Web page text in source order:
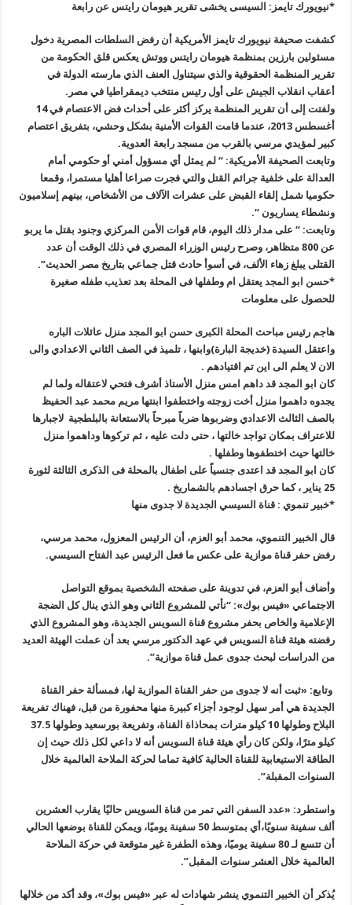
*نيويورك تايمز: السيسى يخشى تقرير هيومان رايتس عن رابعة
كشفت صحيفة نيويورك تايمز الأمريكية أن رفض السلطات المصرية دخول
مسئولين بارزين بمنظمة هيومان رايتس ووتش يعكس قلق الحكومة من
تقرير المنظمة الحقوقية والذي سيتناول العنف الذي مارسته الدولة في
أعقاب انقلاب الجيش على أول رئيس منتخب ديمقراطيا في مصر.
ولفتت إلى أن تقرير المنظمة يركز أكثر على أحداث فض الاعتصام في 14
أغسطس 2013، عندما قامت القوات الأمنية بشكل وحشي، بتفريق اعتصام
كبير لمؤيدي مرسي بالقرب من مسجد رابعة العدوية.
وتابعت الصحيفة الأمريكية: “ لم يمثل أي مسؤول أمني أو حكومي أمام
العدالة على خلفية جرائم القتل والتي فجرت صراعا أهليا مستمرا، وقمعا
حكوميا شمل إلقاء القبض على عشرات الآلاف من الأشخاص، بينهم إسلاميون
ونشطاء يساريون “.
وتابعت: “ على مدار ذلك اليوم، قام قوات الأمن المركزي وجنود بقتل ما يربو
عن 800 متظاهر، وصرح رئيس الوزراء المصري في ذلك الوقت أن عدد
القتلى يبلغ زهاء الألف، في أسوأ حادث قتل جماعي بتاريخ مصر الحديث”.
*حسن ابو المجد يعتقل ام وطفلها فى المحلة بعد تعذيب طفله صغيرة
للحصول على معلومات
هاجم رئيس مباحث المحلة الكبرى حسن ابو المجد منزل عائلات الباره
واعتقل السيدة (خديجة البارة)وابنها ، تلميذ في الصف الثاني الاعدادي والى
الان لا يعلم الى اين تم اقتيادهم .
كان ابو المجد قد داهم امس منزل الأستاذ أشرف فتحي لاعتقاله ولما لم
يجدوه داهموا منزل أخت زوجته واختطفوا ابنتها مريم محمد عبد الحفيظ
بالصف الثالث الاعدادي وضربوها ضرباً مبرحاً بالاستعانة بالبلطجية لاجبارها
للاعتراف بمكان تواجد خالتها ، حتى دلت عليه ، ثم تركوها وداهموا منزل
خالتها حيث اختطفوها وطفلها .
كان ابو المجد قد اعتدى جنسياً على اطفال بالمحلة فى الذكرى الثالثة لثورة
25 يناير ، كما حرق اجسادهم بالشماريخ .
*خبير تنموي : قناة السيسي الجديدة لا جدوى منها
قال الخبير التنموي، محمد أبو العزم، أن الرئيس المعزول، محمد مرسي،
رفض حفر قناة موازية على عكس ما فعل الرئيس عبد الفتاح السيسي.
وأضاف أبو العزم، في تدوينة على صفحته الشخصية بموقع التواصل
الاجتماعي «فيس بوك»: “نأتي للمشروع الثاني وهو الذي ينال كل الضجة
الإعلامية والخاص بحفر مشروع قناة السويس الجديدة، وهو المشروع الذي
رفضته هيئة قناة السويس في عهد الدكتور مرسي بعد أن عملت الهيئة العديد
من الدراسات لبحث جدوى عمل قناة موازية”.
وتابع: «ثبت أنه لا جدوى من حفر القناة الموازية لها، فمسألة حفر القناة
الجديدة هي أمر سهل لوجود أجزاء كبيرة منها محفورة من قبل، فهناك تفريعة
البلاح وطولها 10 كيلو مترات بمحاذاة القناة، وتفريعة بورسعيد وطولها 37.5
كيلو مترًا، ولكن كان رأي هيئة قناة السويس أنه لا داعي لكل ذلك حيث إن
الطاقة الاستيعابية للقناة الحالية كافية تماما لحركة الملاحة العالمية خلال
السنوات المقبلة”.
واستطرد: «عدد السفن التي تمر من قناة السويس حاليًا يقارب العشرين
ألف سفينة سنويًا،أي بمتوسط 50 سفينة يوميًا، ويمكن للقناة بوضعها الحالي
أن تتسع لـ 80 سفينة يوميًا، وهذه الطفرة غير متوقعة في حركة الملاحة
العالمية خلال العشر سنوات المقبل”.
يُذكر أن الخبير التنموي ينشر شهادات له عبر «فيس بوك»، وقد أكد من خلالها